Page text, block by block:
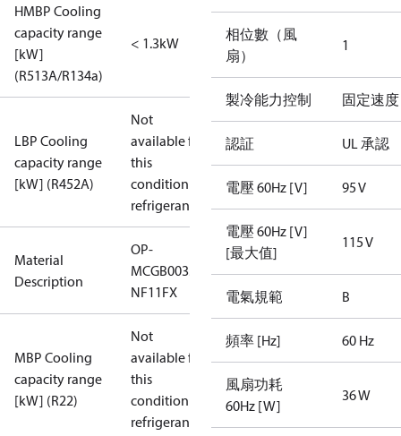
HMBP Cooling
capacity range
[kW]
(R513A/R134a)
< 1.3kW
LBP Cooling
capacity range
[kW] (R452A)
Not
available for
this
condition /
refrigerant
Material
Description
OP-
MCGB0033RC0025B
NF11FX
MBP Cooling
capacity range
[kW] (R22)
Not
available for
this
condition /
refrigerant
相位數（風
扇）
1
製冷能力控制 固定速度
認証 UL 承認
電壓 60Hz [V] 95 V
電壓 60Hz [V]
[最大值]
115 V
電氣規範 B
頻率 [Hz] 60 Hz
風扇功耗
60Hz [W]
36 W